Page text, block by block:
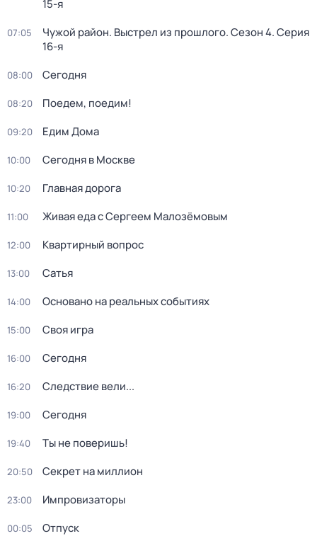
15-я
07:05 Чужой район. Выстрел из прошлого. Сезон 4. Серия
16-я
08:00 Сегодня
08:20 Поедем, поедим!
09:20 Едим Дома
10:00 Сегодня в Москве
10:20 Главная дорога
11:00 Живая еда с Сергеем Малозёмовым
12:00 Квартирный вопрос
13:00 Сатья
14:00 Основано на реальных событиях
15:00 Своя игра
16:00 Сегодня
16:20 Следствие вели...
19:00 Сегодня
19:40 Ты не поверишь!
20:50 Секрет на миллион
23:00 Импровизаторы
00:05 Отпуск